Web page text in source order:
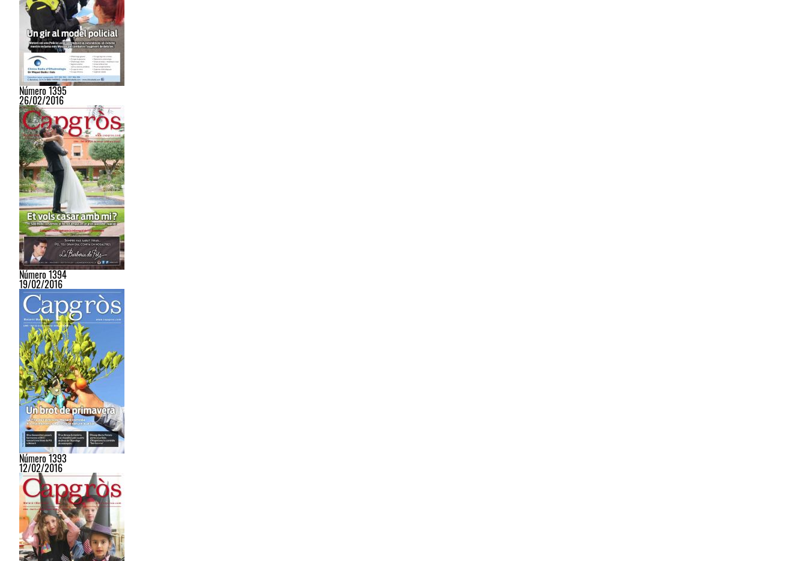
Número 1395
26/02/2016
Número 1394
19/02/2016
Número 1393
12/02/2016